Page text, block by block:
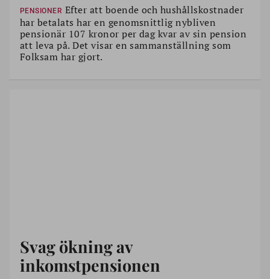
PENSIONER Efter att boende och hushållskostnader
har betalats har en genomsnittlig nybliven
pensionär 107 kronor per dag kvar av sin pension
att leva på. Det visar en sammanställning som
Folksam har gjort.
Svag ökning av
inkomstpensionen